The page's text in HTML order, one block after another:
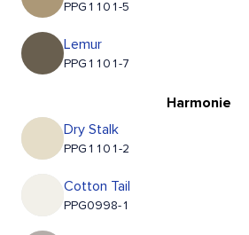
PPG1101-5
Lemur
PPG1101-7
Harmonie
Dry Stalk
PPG1101-2
Cotton Tail
PPG0998-1